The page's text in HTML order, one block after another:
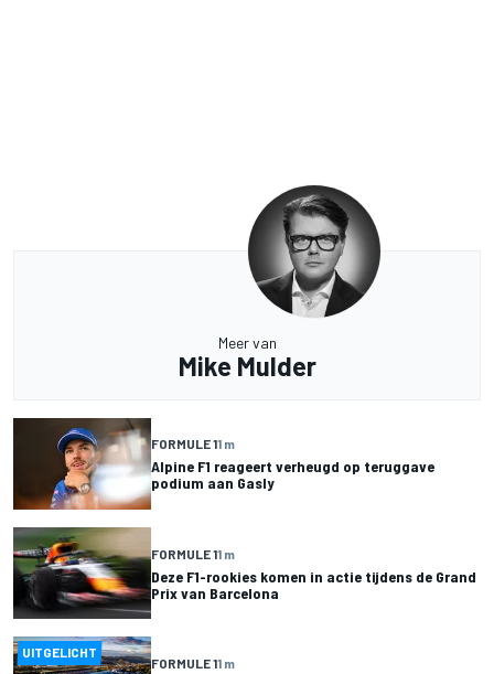
Meer van
Mike Mulder
FORMULE 11 m
Alpine F1 reageert verheugd op teruggave
podium aan Gasly
FORMULE 11 m
Deze F1-rookies komen in actie tijdens de Grand
Prix van Barcelona
UITGELICHT
FORMULE 11 m